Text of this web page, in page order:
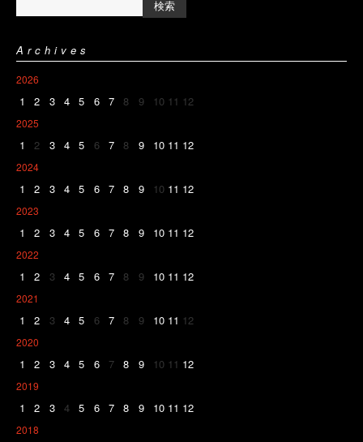
Archives
2026
1 2 3 4 5 6 7 8 9 10 11 12
2025
1 2 3 4 5 6 7 8 9 10 11 12
2024
1 2 3 4 5 6 7 8 9 10 11 12
2023
1 2 3 4 5 6 7 8 9 10 11 12
2022
1 2 3 4 5 6 7 8 9 10 11 12
2021
1 2 3 4 5 6 7 8 9 10 11 12
2020
1 2 3 4 5 6 7 8 9 10 11 12
2019
1 2 3 4 5 6 7 8 9 10 11 12
2018